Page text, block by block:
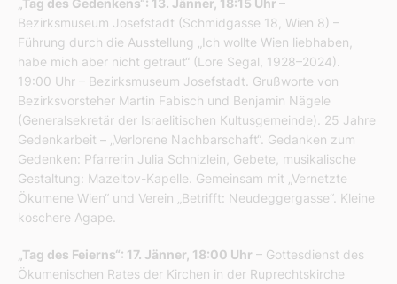
Bezirksmuseum Josefstadt (Schmidgasse 18, Wien 8) –
Führung durch die Ausstellung „Ich wollte Wien liebhaben,
habe mich aber nicht getraut“ (Lore Segal, 1928–2024).
19:00 Uhr – Bezirksmuseum Josefstadt. Grußworte von
Bezirksvorsteher Martin Fabisch und Benjamin Nägele
(Generalsekretär der Israelitischen Kultusgemeinde). 25 Jahre
Gedenkarbeit – „Verlorene Nachbarschaft“. Gedanken zum
Gedenken: Pfarrerin Julia Schnizlein, Gebete, musikalische
Gestaltung: Mazeltov-Kapelle. Gemeinsam mit „Vernetzte
Ökumene Wien“ und Verein „Betrifft: Neudeggergasse“. Kleine
koschere Agape.
„Tag des Feierns“: 17. Jänner, 18:00 Uhr – Gottesdienst des
Ökumenischen Rates der Kirchen in der Ruprechtskirche